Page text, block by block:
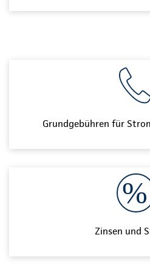
Grundgebühren für
Zinsen und